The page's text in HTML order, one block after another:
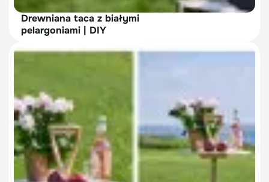
Drewniana taca z białymi
pelargoniami | DIY